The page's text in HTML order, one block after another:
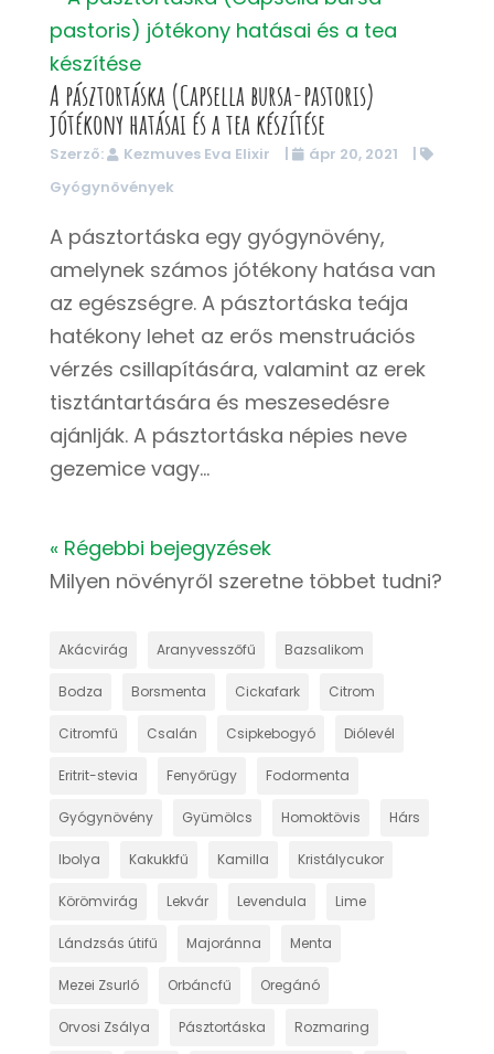
A pásztortáska (Capsella bursa-pastoris)
jótékony hatásai és a tea készítése
Szerző: Kezmuves Eva Elixir | ápr 20, 2021
|
Gyógynövények
A pásztortáska egy gyógynövény,
amelynek számos jótékony hatása van
az egészségre. A pásztortáska teája
hatékony lehet az erős menstruációs
vérzés csillapítására, valamint az erek
tisztántartására és meszesedésre
ajánlják. A pásztortáska népies neve
gezemice vagy...
« Régebbi bejegyzések
Milyen növényről szeretne többet tudni?
Akácvirág Aranyvesszőfű Bazsalikom
Bodza Borsmenta Cickafark Citrom
Citromfű Csalán Csipkebogyó Diólevél
Eritrit-stevia Fenyőrügy Fodormenta
Gyógynövény Gyümölcs Homoktövis Hárs
Ibolya Kakukkfű Kamilla Kristálycukor
Körömvirág Lekvár Levendula Lime
Lándzsás útifű Majoránna Menta
Mezei Zsurló Orbáncfű Oregánó
Orvosi Zsálya Pásztortáska Rozmaring